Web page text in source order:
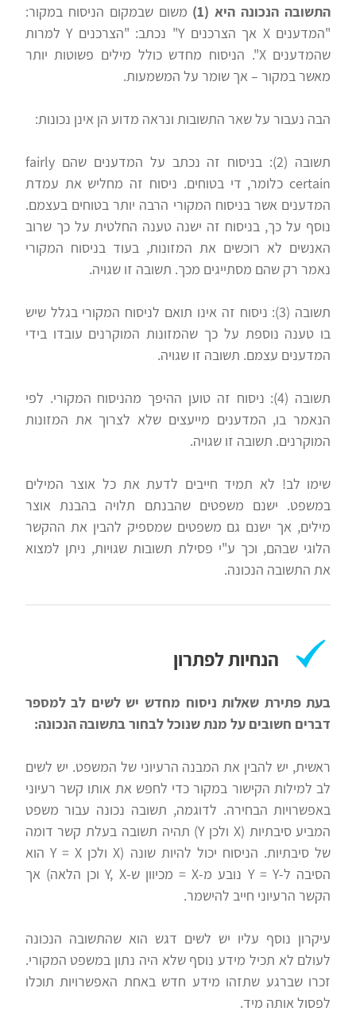
התשובה הנכונה היא (1)
משום שבמקום הניסוח במקור:
"המדענים X אך הצרכנים Y" נכתב: "הצרכנים Y למרות
שהמדענים X". הניסוח מחדש כולל מילים פשוטות יותר
מאשר במקור – אך שומר על המשמעות.
הבה נעבור על שאר התשובות ונראה מדוע הן אינן נכונות:
תשובה (2): בניסוח זה נכתב על המדענים שהם fairly
certain כלומר, די בטוחים. ניסוח זה מחליש את עמדת
המדענים אשר בניסוח המקורי הרבה יותר בטוחים בעצמם.
נוסף על כך, בניסוח זה ישנה טענה החלטית על כך שרוב
האנשים לא רוכשים את המזונות, בעוד בניסוח המקורי
נאמר רק שהם מסתייגים מכך. תשובה זו שגויה.
תשובה (3): ניסוח זה אינו תואם לניסוח המקורי בגלל שיש
בו טענה נוספת על כך שהמזונות המוקרנים עובדו בידי
המדענים עצמם. תשובה זו שגויה.
תשובה (4): ניסוח זה טוען ההיפך מהניסוח המקורי. לפי
הנאמר בו, המדענים מייעצים שלא לצרוך את המזונות
המוקרנים. תשובה זו שגויה.
שימו לב! לא תמיד חייבים לדעת את כל אוצר המילים
במשפט. ישנם משפטים שהבנתם תלויה בהבנת אוצר
מילים, אך ישנם גם משפטים שמספיק להבין את ההקשר
הלוגי שבהם, וכך ע"י פסילת תשובות שגויות, ניתן למצוא
את התשובה הנכונה.
הנחיות לפתרון
בעת פתירת שאלות ניסוח מחדש יש לשים לב למספר
דברים חשובים על מנת שנוכל לבחור בתשובה הנכונה:
ראשית, יש להבין את המבנה הרעיוני של המשפט. יש לשים
לב למילות הקישור במקור כדי לחפש את אותו קשר רעיוני
באפשרויות הבחירה. לדוגמה, תשובה נכונה עבור משפט
המביע סיבתיות (X ולכן Y) תהיה תשובה בעלת קשר דומה
של סיבתיות. הניסוח יכול להיות שונה (X ולכן Y = X הוא
הסיבה ל-Y = Y נובע מ-X = מכיוון ש-Y, X וכן הלאה) אך
הקשר הרעיוני חייב להישמר.
עיקרון נוסף עליו יש לשים דגש הוא שהתשובה הנכונה
לעולם לא תכיל מידע נוסף שלא היה נתון במשפט המקורי.
זכרו שברגע שתזהו מידע חדש באחת האפשרויות תוכלו
לפסול אותה מיד.